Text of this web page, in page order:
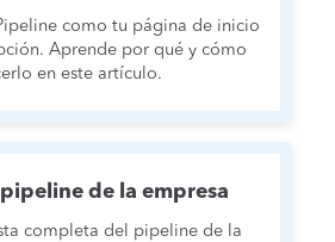
como tu página de inicio
Aprende por qué y cómo
en este artículo.
de la empresa
completa del pipeline de la